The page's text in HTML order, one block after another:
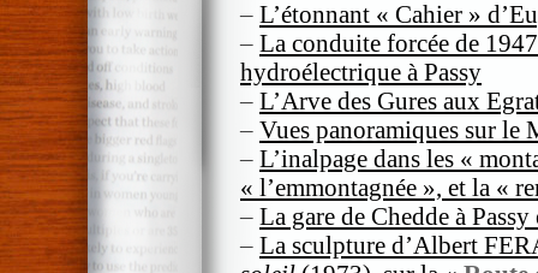
– L’étonnant « Cahier »
– La conduite forcée de
hydroélectrique à Passy
– L’Arve des Gures aux
– Vues panoramiques sur le
– L’inalpage dans les «
« l’emmontagnée », et la «
– La gare de Chedde à
– La sculpture d’Albert